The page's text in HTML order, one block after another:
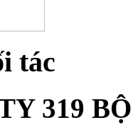
tác
319